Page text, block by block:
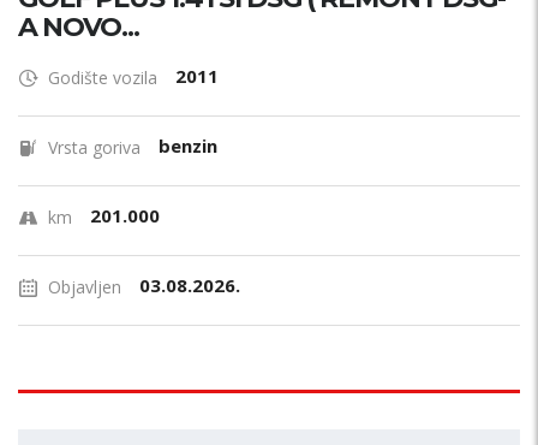
A NOVO...
Godište vozila 2011
Vrsta goriva benzin
km 201.000
Objavljen 03.08.2026.